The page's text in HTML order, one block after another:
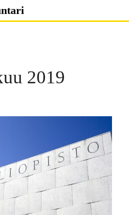
2019